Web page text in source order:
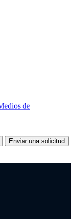
de
Enviar una solicitud